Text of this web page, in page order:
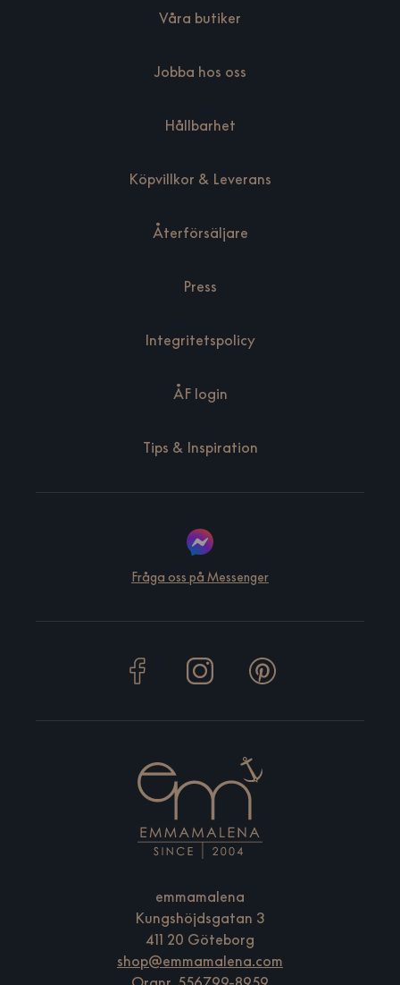
Våra butiker
Jobba hos oss
Hållbarhet
Köpvillkor & Leverans
Återförsäljare
Press
Integritetspolicy
ÅF login
Tips & Inspiration
Fråga oss på Messenger
emmamalena
Kungshöjdsgatan 3
411 20 Göteborg
shop@emmamalena.com